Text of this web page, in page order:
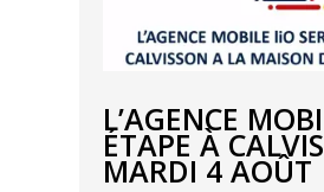
L’AGENCE
ÉTAPE À
MARDI 4 AOÛT